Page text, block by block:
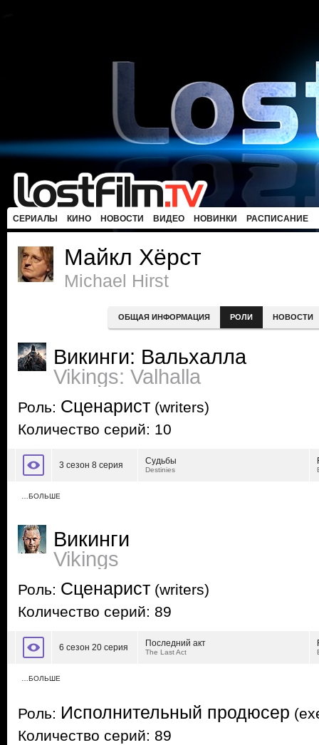
СЕРИАЛЫ КИНО НОВОСТИ ВИДЕО НОВИНКИ РАСПИСАНИЕ
Майкл Хёрст
Michael Hirst
ОБЩАЯ ИНФОРМАЦИЯ РОЛИ НОВОСТИ
Викинги: Вальхалла
Vikings: Valhalla
Роль: Сценарист (writers)
Количество серий: 10
3 сезон 8 серия Судьбы
Destinies
…БОЛЬШЕ
Викинги
Vikings
Роль: Сценарист (writers)
Количество серий: 89
6 сезон 20 серия Последний акт
The Last Act
…БОЛЬШЕ
Роль: Исполнительный продюсер
Количество серий: 89